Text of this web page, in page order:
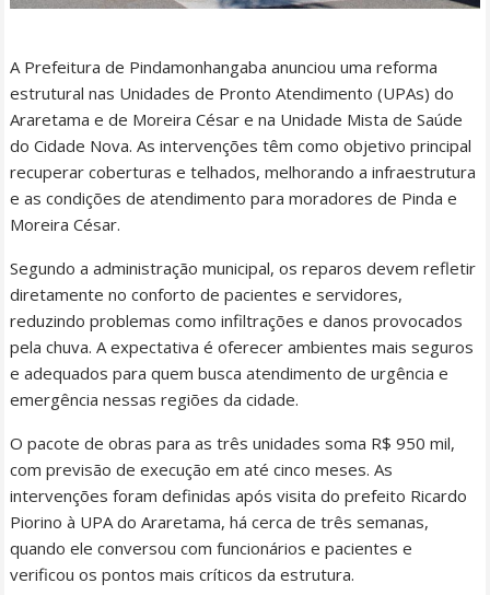
A Prefeitura de Pindamonhangaba anunciou uma reforma
estrutural nas Unidades de Pronto Atendimento (UPAs) do
Araretama e de Moreira César e na Unidade Mista de Saúde
do Cidade Nova. As intervenções têm como objetivo principal
recuperar coberturas e telhados, melhorando a infraestrutura
e as condições de atendimento para moradores de Pinda e
Moreira César.
Segundo a administração municipal, os reparos devem refletir
diretamente no conforto de pacientes e servidores,
reduzindo problemas como infiltrações e danos provocados
pela chuva. A expectativa é oferecer ambientes mais seguros
e adequados para quem busca atendimento de urgência e
emergência nessas regiões da cidade.
O pacote de obras para as três unidades soma R$ 950 mil,
com previsão de execução em até cinco meses. As
intervenções foram definidas após visita do prefeito Ricardo
Piorino à UPA do Araretama, há cerca de três semanas,
quando ele conversou com funcionários e pacientes e
verificou os pontos mais críticos da estrutura.